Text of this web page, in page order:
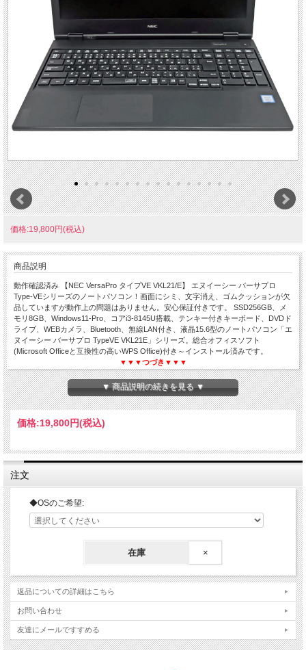
価格:19,800円(税込)
商品説明
動作確認済み 【NEC VersaPro タイプVE VKL21/E】 エヌイーシー バーサプロ
Type-VEシリーズのノートパソコン！画面にシミ、文字消え、ゴムクッションが欠
品していますが動作上の問題はありません。安心保証付きです。 SSD256GB、メ
モリ8GB、Windows11-Pro、コアi3-8145U搭載、テンキー付きキーボード、DVDド
ライブ、WEBカメラ、Bluetooth、無線LAN付き、液晶15.6型のノートパソコン「エ
ヌイーシー バーサプロ TypeVE VKL21E」シリーズ。総合オフィスソフト
(Microsoft Officeと互換性の高いWPS Office)付き～インストール済みです。
▼▼▼つづき▼▼▼
NEC VersaPro タイプVE VKL21/E
WPS Office付き☆WEBカメラ内蔵☆テンキー搭載
Windows11☆15.6型☆中古ノートパソコン【訳】
▼ 商品説明の続きを見る ▼
価格:19,800円(税込)
注文
◆OSのご希望:
在庫 ×
返品についての詳細はこちら
お問い合わせ
友達にメールですすめる